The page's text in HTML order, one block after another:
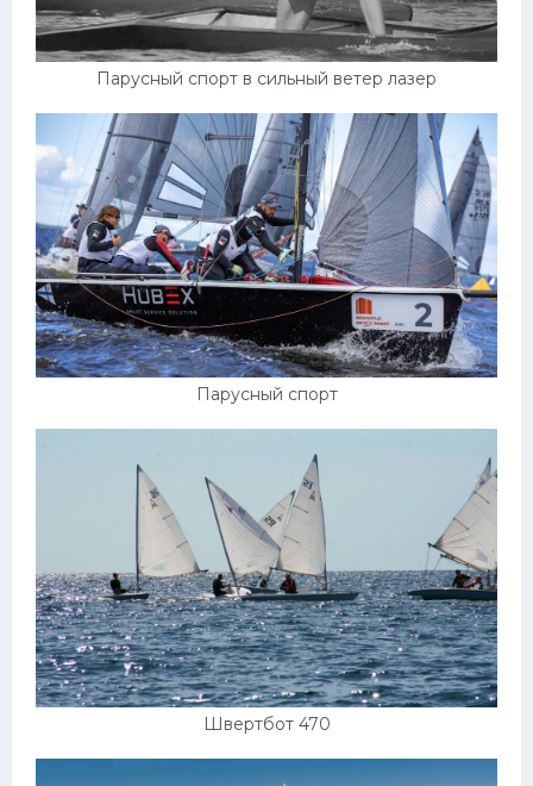
Парусный спорт в сильный ветер лазер
Парусный спорт
Швертбот 470